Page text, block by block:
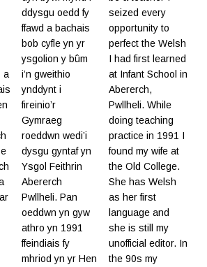
a
ddysgu oedd fy
ffawd a bachais
bob cyfle yn yr
ysgolion y bûm
i’n gweithio
ynddynt i
fireinio’r
Gymraeg
roeddwn wedi’i
dysgu gyntaf yn
Ysgol Feithrin
Abererch
Pwllheli. Pan
oeddwn yn gyw
athro yn 1991
ffeindiais fy
mhriod yn yr Hen
seized every
opportunity to
perfect the Welsh
I had first learned
at Infant School in
Abererch,
Pwllheli. While
doing teaching
practice in 1991 I
found my wife at
the Old College.
She has Welsh
as her first
language and
she is still my
unofficial editor. In
the 90s my